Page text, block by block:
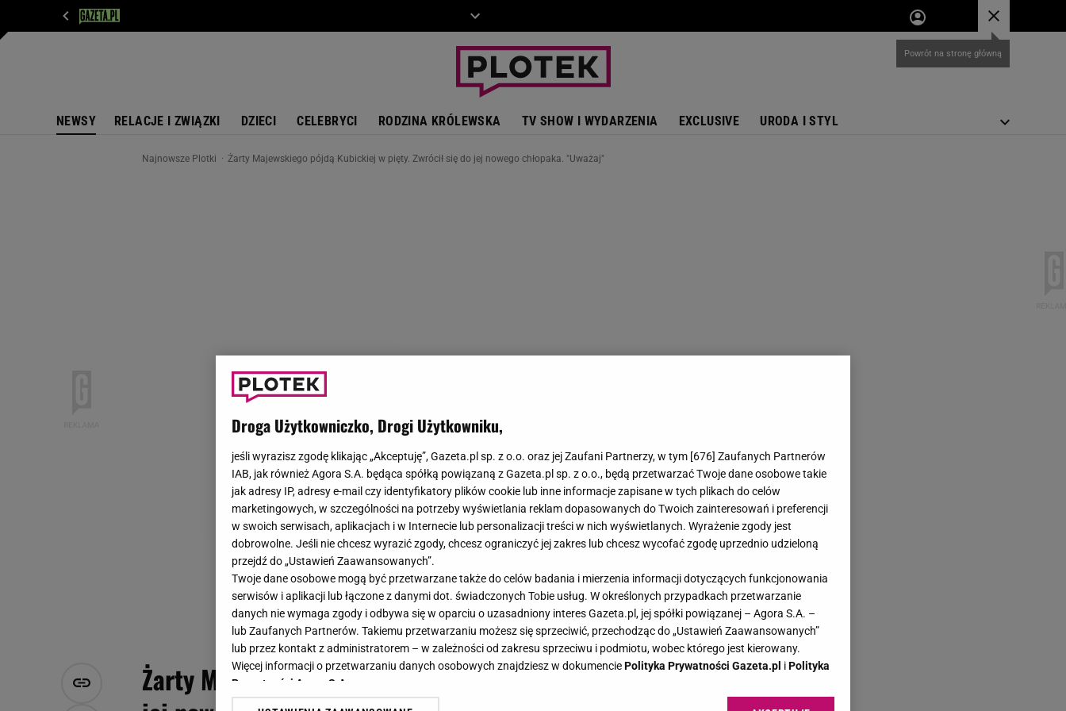
NEWSY RELACJE I ZWIĄZKI DZIECI CELEBRYCI RODZINA KRÓLEWSKA TV SHOW I WYDARZENIA EXCLUSIVE URODA I STYL
Najnowsze Plotki Żarty Majewskiego pójdą Kubickiej w pięty. Zwrócił się do jej nowego chłopaka. "Uważaj"
Żarty Majewskiego pójdą Kubickiej w pięty. Zwrócił się do
Droga Użytkowniczko, Drogi Użytkowniku,
jeśli wyrazisz zgodę klikając „Akceptuję”, Gazeta.pl sp. z o.o. oraz jej Zaufani Partnerzy, w tym [676] Zaufanych Partnerów
IAB, jak również Agora S.A. będąca spółką powiązaną z Gazeta.pl sp. z o.o., będą przetwarzać Twoje dane osobowe takie
jak adresy IP, adresy e-mail czy identyfikatory plików cookie lub inne informacje zapisane w tych plikach do celów
marketingowych, w szczególności na potrzeby wyświetlania reklam dopasowanych do Twoich zainteresowań i preferencji
w swoich serwisach, aplikacjach i w Internecie lub personalizacji treści w nich wyświetlanych. Wyrażenie zgody jest
dobrowolne. Jeśli nie chcesz wyrazić zgody, chcesz ograniczyć jej zakres lub chcesz wycofać zgodę uprzednio udzieloną
przejdź do „Ustawień Zaawansowanych”.
Twoje dane osobowe mogą być przetwarzane także do celów badania i mierzenia informacji dotyczących funkcjonowania
serwisów i aplikacji lub łączone z danymi dot. świadczonych Tobie usług. W określonych przypadkach przetwarzanie
danych nie wymaga zgody i odbywa się w oparciu o uzasadniony interes Gazeta.pl, jej spółki powiązanej – Agora S.A. –
lub Zaufanych Partnerów. Takiemu przetwarzaniu możesz się sprzeciwić, przechodząc do „Ustawień Zaawansowanych”
lub przez kontakt z administratorem – w zależności od zakresu sprzeciwu i podmiotu, wobec którego jest kierowany.
Więcej informacji o przetwarzaniu danych osobowych znajdziesz w dokumenciePolityka Prywatności Gazeta.pl iPolityka
Prywatności Agora S.A.